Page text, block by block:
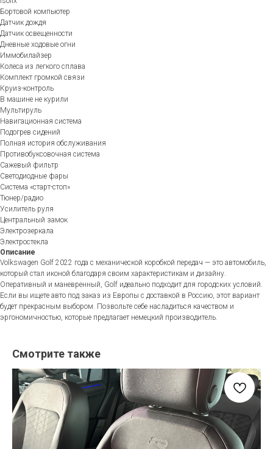
Бортовой компьютер
Датчик дождя
Датчик освещенности
Дневные ходовые огни
Иммобилайзер
Колеса из легкого сплава
Комплект громкой связи
Круиз-контроль
В машине не курили
Мультируль
Навигационная система
Подогрев сидений
Полная история обслуживания
Противобуксовочная система
Сажевый фильтр
Светодиодные фары
Система «старт-стоп»
Тюнер/радио
Усилитель руля
Центральный замок
Электрозеркала
Электростекла
Описание
Volkswagen Golf 2022 года с механической коробкой передач — это автомобиль,
который стал иконой благодаря своим характеристикам и дизайну.
Оперативный и маневренный, Golf идеально подходит для городских условий.
Если вы ищете авто под заказ из Европы с доставкой в Россию, этот вариант
будет прекрасным выбором. Позвольте себе насладиться качеством и
эргономичностью, которые предлагает немецкий производитель.
Смотрите также